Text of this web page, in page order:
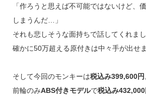
「作ろうと思えば不可能ではないけど、
しまうんだ…」
それも悲しそうな面持ちで話してくれま
確かに50万超える原付きは中々手が出せ
そして今回のモンキーは税込み399,600円
前輪のみABS付きモデルで税込み432,000